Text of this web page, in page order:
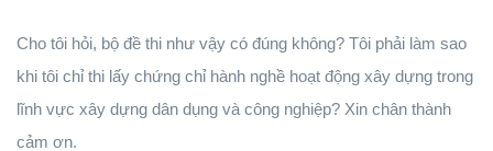
Cho tôi hỏi, bộ đề thi như vậy có đúng không? Tôi phải làm sao
khi tôi chỉ thi lấy chứng chỉ hành nghề hoạt động xây dựng trong
lĩnh vực xây dựng dân dụng và công nghiệp? Xin chân thành
cảm ơn.